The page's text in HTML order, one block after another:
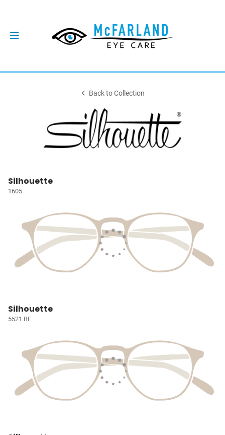
Back to Collection
Silhouette
1605
Silhouette
5521 BE